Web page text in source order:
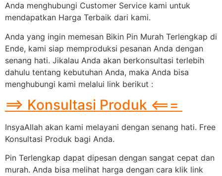
Anda menghubungi Customer Service kami untuk
mendapatkan Harga Terbaik dari kami.
Anda yang ingin memesan Bikin Pin Murah Terlengkap di
Ende, kami siap memproduksi pesanan Anda dengan
senang hati. Jikalau Anda akan berkonsultasi terlebih
dahulu tentang kebutuhan Anda, maka Anda bisa
menghubungi kami melalui link berikut :
==> Konsultasi Produk <===
InsyaAllah akan kami melayani dengan senang hati. Free
Konsultasi Produk bagi Anda.
Pin Terlengkap dapat dipesan dengan sangat cepat dan
murah. Anda bisa melihat harga dengan cara klik link